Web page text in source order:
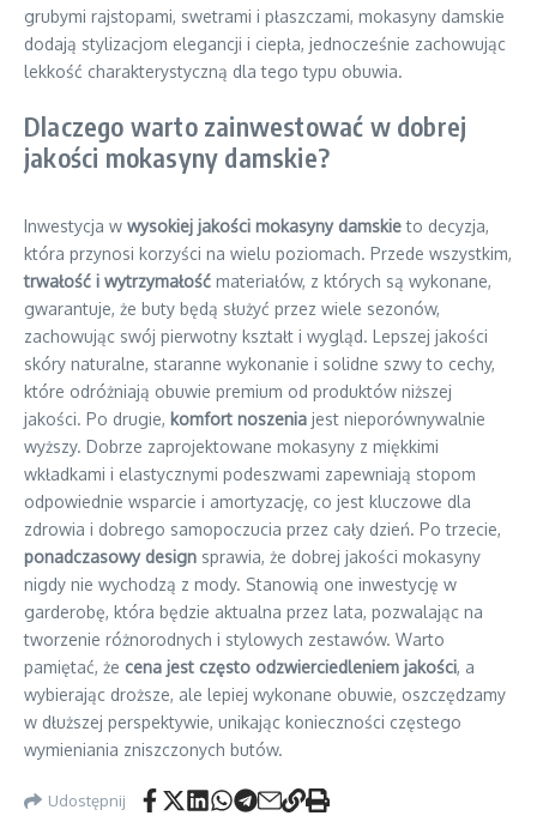
grubymi rajstopami, swetrami i płaszczami, mokasyny damskie
dodają stylizacjom elegancji i ciepła, jednocześnie zachowując
lekkość charakterystyczną dla tego typu obuwia.
Dlaczego warto zainwestować w dobrej
jakości mokasyny damskie?
Inwestycja w wysokiej jakości mokasyny damskieto decyzja,
która przynosi korzyści na wielu poziomach. Przede wszystkim,
trwałość i wytrzymałość materiałów, z których są wykonane,
gwarantuje, że buty będą służyć przez wiele sezonów,
zachowując swój pierwotny kształt i wygląd. Lepszej jakości
skóry naturalne, staranne wykonanie i solidne szwy to cechy,
które odróżniają obuwie premium od produktów niższej
jakości. Po drugie, komfort noszenia jest nieporównywalnie
wyższy. Dobrze zaprojektowane mokasyny z miękkimi
wkładkami i elastycznymi podeszwami zapewniają stopom
odpowiednie wsparcie i amortyzację, co jest kluczowe dla
zdrowia i dobrego samopoczucia przez cały dzień. Po trzecie,
ponadczasowy design sprawia, że dobrej jakości mokasyny
nigdy nie wychodzą z mody. Stanowią one inwestycję w
garderobę, która będzie aktualna przez lata, pozwalając na
tworzenie różnorodnych i stylowych zestawów. Warto
pamiętać, że cena jest często odzwierciedleniem jakości, a
wybierając droższe, ale lepiej wykonane obuwie, oszczędzamy
w dłuższej perspektywie, unikając konieczności częstego
wymieniania zniszczonych butów.
Udostępnij